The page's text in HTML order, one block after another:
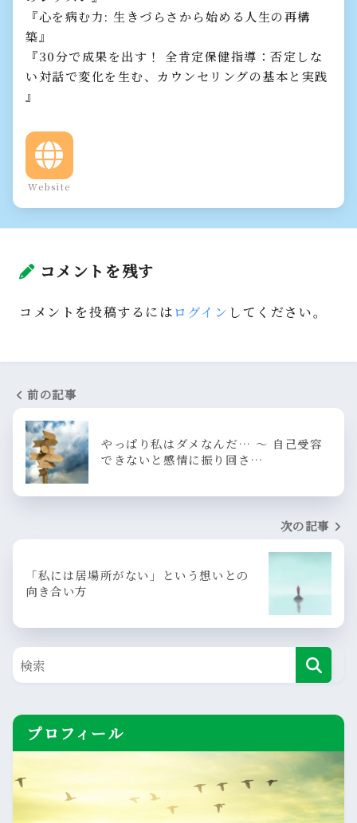
『心を病む力: 生きづらさから始める人生の再構
築』
『30分で成果を出す！ 全肯定保健指導：否定しな
い対話で変化を生む、カウンセリングの基本と実践
』
Website
コメントを残す
コメントを投稿するにはログイン してください。
前の記事
やっぱり私はダメなんだ… ～ 自己受容
できないと感情に振り回さ…
次の記事
「私には居場所がない」という想いとの
向き合い方
プロフィール